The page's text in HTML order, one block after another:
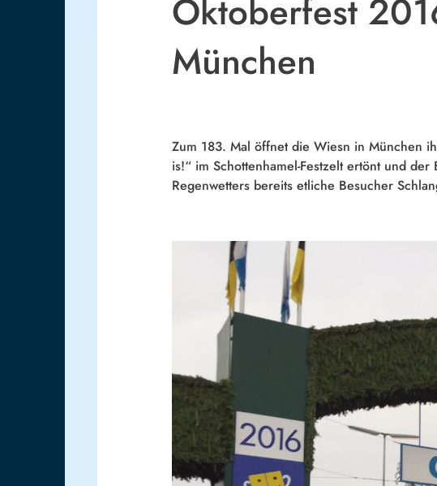
Oktoberfest
München
Zum 183. Mal öffnet die Wiesn in München
is!“ im Schottenhamel-Festzelt ertönt und
Regenwetters bereits etliche Besucher